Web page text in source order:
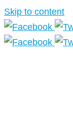
Skip to content